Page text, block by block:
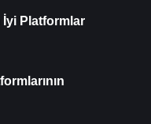
İyi Platformlar